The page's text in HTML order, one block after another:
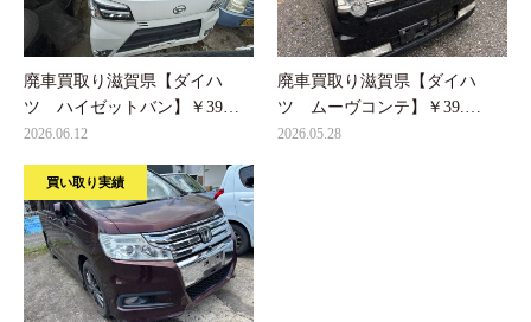
廃車買取り滋賀県【ダイハ
ツ ハイゼットバン】￥39…
2026.06.12
廃車買取り滋賀県【ダイハ
ツ ムーヴコンテ】￥39.…
2026.05.28
買い取り実績